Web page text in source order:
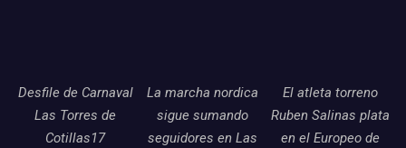
Desfile de Carnaval
Las Torres de
Cotillas17
La marcha nordica
sigue sumando
seguidores en Las
El atleta torreno
Ruben Salinas plata
en el Europeo de